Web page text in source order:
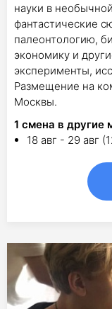
науки в
фантастические
палеонтологию,
экономику и
эксперименты,
Размещение на
Москвы.
1 смена в другие
18 авг - 29 авг